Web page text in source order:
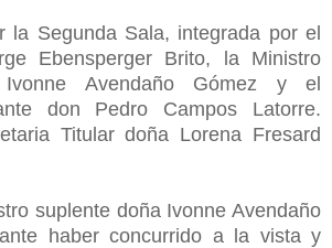
la Segunda Sala, integrada por el
Ebensperger Brito, la Ministro
Avendaño Gómez y el
don Pedro Campos Latorre.
Titular doña Lorena Fresard
suplente doña Ivonne Avendaño
haber concurrido a la vista y